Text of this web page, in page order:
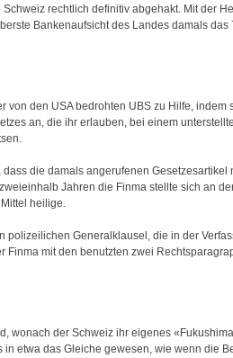
rechtlich definitiv abgehakt. Mit der
Bankenaufsicht des Landes damals
von den USA bedrohten UBS zu Hilfe,
an, die ihr erlauben, bei einem
die damals angerufenen
Jahren die Finma stellte sich an
heilige.
polizeilichen Generalklausel, die in der
Finma mit den benutzten zwei
wonach der Schweiz ihr eigenes
etwa das Gleiche gewesen, wie wenn die